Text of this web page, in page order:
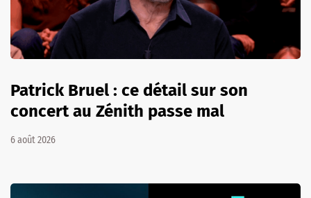
Patrick Bruel : ce détail sur son
concert au Zénith passe mal
6 août 2026